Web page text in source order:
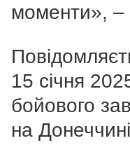
моменти», –
15 січня
бойового
на